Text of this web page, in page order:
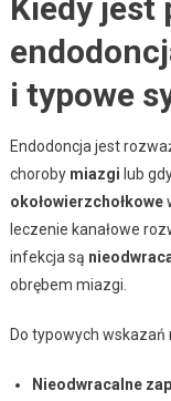
Kiedy jest
i typowe
Endodoncja jest
choroby miazgi lub
okołowierzchołkowe
leczenie kanałowe
infekcja są
obrębem miazgi.
Do typowych wskazań
Nieodwracalne